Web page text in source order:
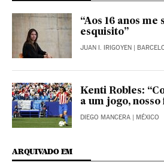
“Aos 16 anos
esquisito”
JUAN I. IRIGOYEN |
Kenti Robles:
a um jogo,
DIEGO MANCERA | MÉXICO
ARQUIVADO EM